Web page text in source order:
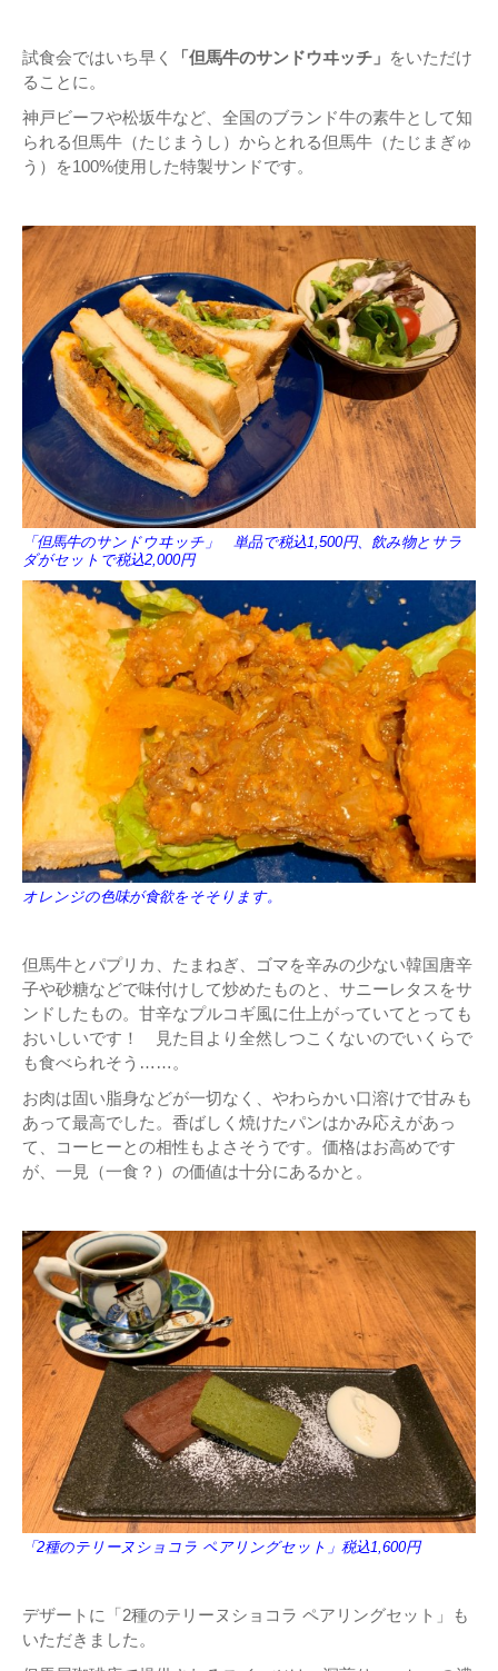
試食会ではいち早く 「但馬牛のサンドウヰッチ」 をいただけ
ることに。
神戸ビーフや松坂牛など、全国のブランド牛の素牛として知
られる但馬牛（たじまうし）からとれる但馬牛（たじまぎゅ
う）を100%使用した特製サンドです。
「但馬牛のサンドウヰッチ」 単品で税込1,500円、飲み物とサラ
ダがセットで税込2,000円
オレンジの色味が食欲をそそります。
但馬牛とパプリカ、たまねぎ、ゴマを辛みの少ない韓国唐辛
子や砂糖などで味付けして炒めたものと、サニーレタスをサ
ンドしたもの。甘辛なプルコギ風に仕上がっていてとっても
おいしいです！ 見た目より全然しつこくないのでいくらで
も食べられそう……。
お肉は固い脂身などが一切なく、やわらかい口溶けで甘みも
あって最高でした。香ばしく焼けたパンはかみ応えがあっ
て、コーヒーとの相性もよさそうです。価格はお高めです
が、一見（一食？）の価値は十分にあるかと。
「2種のテリーヌショコラ ペアリングセット」税込1,600円
デザートに「2種のテリーヌショコラ ペアリングセット」も
いただきました。